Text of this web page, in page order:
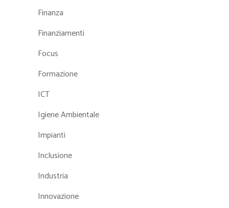
Finanza
Finanziamenti
Focus
Formazione
ICT
Igiene Ambientale
Impianti
Inclusione
Industria
Innovazione